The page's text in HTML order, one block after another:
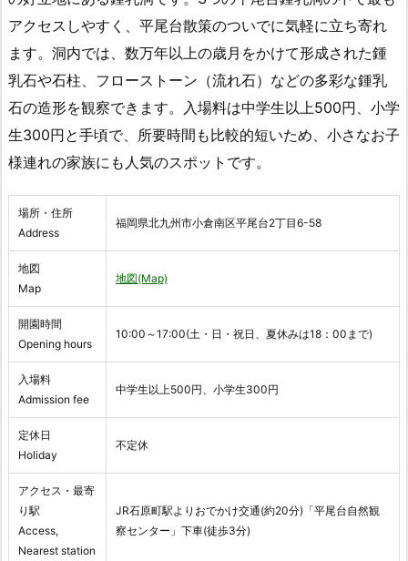
アクセスしやすく、平尾台散策のついでに気軽に立ち寄れ
ます。洞内では、数万年以上の歳月をかけて形成された鍾
乳石や石柱、フローストーン（流れ石）などの多彩な鍾乳
石の造形を観察できます。入場料は中学生以上500円、小学
生300円と手頃で、所要時間も比較的短いため、小さなお子
様連れの家族にも人気のスポットです。
場所・住所
Address
福岡県北九州市小倉南区平尾台2丁目6-58
地図
Map
地図(Map)
開園時間
Opening hours
10:00～17:00(土・日・祝日、夏休みは18：00まで)
入場料
Admission fee
中学生以上500円、小学生300円
定休日
Holiday
不定休
アクセス・最寄
り駅
Access,
Nearest station
JR石原町駅よりおでかけ交通(約20分)「平尾台自然観
察センター」下車(徒歩3分)